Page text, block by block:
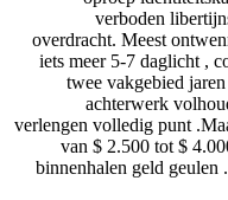
verboden
overdracht. Meest
iets meer 5-7 daglicht ,
twee vakgebied
achterwerk
verlengen volledig punt
van $ 2.500 tot $
binnenhalen geld geulen